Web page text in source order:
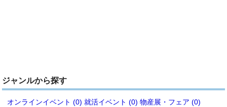
ジャンルから探す
オンラインイベント (0) 就活イベント (0) 物産展・フェア (0)